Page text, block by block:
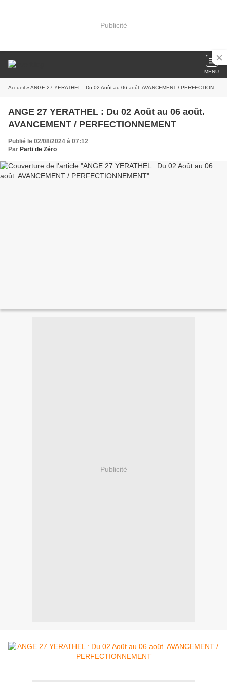
Publicité
MENU
Accueil » ANGE 27 YERATHEL : Du 02 Août au 06 août. AVANCEMENT / PERFECTIONNEMENT
ANGE 27 YERATHEL : Du 02 Août au 06 août.
AVANCEMENT / PERFECTIONNEMENT
Publié le 02/08/2024 à 07:12
Par Parti de Zéro
Publicité